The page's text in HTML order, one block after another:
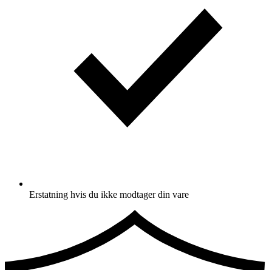
Erstatning hvis du ikke modtager din vare